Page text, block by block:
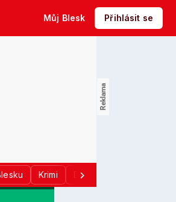
Můj Blesk Přihlásit se
Krimi Donald Trump